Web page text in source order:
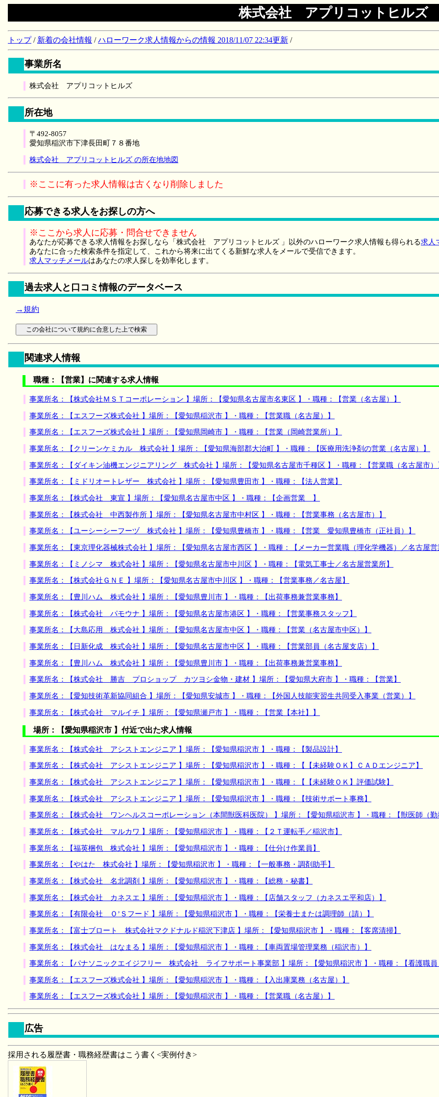
株式会社 アプリコットヒルズ
トップ/ 新着の会社情報 /ハローワーク求人情報からの情報 2018/11/07 22:34更新 /
事業所名
株式会社 アプリコットヒルズ
所在地
〒492-8057
愛知県稲沢市下津長田町７８番地
株式会社 アプリコットヒルズ の所在地地図
※ここに有った求人情報は古くなり削除しました
応募できる求人をお探しの方へ
※ここから求人に応募・問合せできません
あなたが応募できる求人情報をお探しなら「株式会社 アプリコットヒルズ 」以外のハローワーク求人情報も得られる求人
あなたに合った検索条件を指定して、これから将来に出てくる新鮮な求人をメールで受信できます。
求人マッチメールはあなたの求人探しを効率化します。
過去求人と口コミ情報のデータベース
→規約
関連求人情報
職種：【営業】に関連する求人情報
事業所名：【株式会社ＭＳＴコーポレーション 】場所：【愛知県名古屋市名東区 】・職種：【営業（名古屋）】
事業所名：【エスフーズ株式会社 】場所：【愛知県稲沢市 】・職種：【営業職（名古屋）】
事業所名：【エスフーズ株式会社 】場所：【愛知県岡崎市 】・職種：【営業（岡崎営業所）】
事業所名：【クリーンケミカル 株式会社 】場所：【愛知県海部郡大治町 】・職種：【医療用洗浄剤の営業（名古屋）】
事業所名：【ダイキン油機エンジニアリング 株式会社 】場所：【愛知県名古屋市千種区 】・職種：【営業職（名古屋市）
事業所名：【ミドリオートレザー 株式会社 】場所：【愛知県豊田市 】・職種：【法人営業】
事業所名：【株式会社 東宣 】場所：【愛知県名古屋市中区 】・職種：【企画営業 】
事業所名：【株式会社 中西製作所 】場所：【愛知県名古屋市中村区 】・職種：【営業事務（名古屋市）】
事業所名：【ユーシーシーフーヅ 株式会社 】場所：【愛知県豊橋市 】・職種：【営業 愛知県豊橋市（正社員）】
事業所名：【東京理化器械株式会社 】場所：【愛知県名古屋市西区 】・職種：【メーカー営業職（理化学機器）／名古屋営
事業所名：【ミノシマ 株式会社 】場所：【愛知県名古屋市中川区 】・職種：【電気工事士／名古屋営業所】
事業所名：【株式会社ＧＮＥ 】場所：【愛知県名古屋市中川区 】・職種：【営業事務／名古屋】
事業所名：【豊川ハム 株式会社 】場所：【愛知県豊川市 】・職種：【出荷事務兼営業事務】
事業所名：【株式会社 パモウナ 】場所：【愛知県名古屋市港区 】・職種：【営業事務スタッフ】
事業所名：【大島応用 株式会社 】場所：【愛知県名古屋市中区 】・職種：【営業（名古屋市中区）】
事業所名：【日新化成 株式会社 】場所：【愛知県名古屋市中区 】・職種：【営業部員（名古屋支店）】
事業所名：【豊川ハム 株式会社 】場所：【愛知県豊川市 】・職種：【出荷事務兼営業事務】
事業所名：【株式会社 勝吉 プロショップ カツヨシ金物・建材 】場所：【愛知県大府市 】・職種：【営業】
事業所名：【愛知技術革新協同組合 】場所：【愛知県安城市 】・職種：【外国人技能実習生共同受入事業（営業）】
事業所名：【株式会社 マルイチ 】場所：【愛知県瀬戸市 】・職種：【営業【本社】】
場所：【愛知県稲沢市 】付近で出た求人情報
事業所名：【株式会社 アシストエンジニア 】場所：【愛知県稲沢市 】・職種：【製品設計】
事業所名：【株式会社 アシストエンジニア 】場所：【愛知県稲沢市 】・職種：【【未経験ＯＫ】ＣＡＤエンジニア】
事業所名：【株式会社 アシストエンジニア 】場所：【愛知県稲沢市 】・職種：【【未経験ＯＫ】評価試験】
事業所名：【株式会社 アシストエンジニア 】場所：【愛知県稲沢市 】・職種：【技術サポート事務】
事業所名：【株式会社 ワンヘルスコーポレーション（本間獣医科医院） 】場所：【愛知県稲沢市 】・職種：【獣医師（勤
事業所名：【株式会社 マルカワ 】場所：【愛知県稲沢市 】・職種：【２Ｔ運転手／稲沢市】
事業所名：【福英梱包 株式会社 】場所：【愛知県稲沢市 】・職種：【仕分け作業員】
事業所名：【やはた 株式会社 】場所：【愛知県稲沢市 】・職種：【一般事務・調剤助手】
事業所名：【株式会社 名北調剤 】場所：【愛知県稲沢市 】・職種：【総務・秘書】
事業所名：【株式会社 カネスエ 】場所：【愛知県稲沢市 】・職種：【店舗スタッフ（カネスエ平和店）】
事業所名：【有限会社 Ｏ’Ｓフード 】場所：【愛知県稲沢市 】・職種：【栄養士または調理師（請）】
事業所名：【富士ブロート 株式会社マクドナルド稲沢下津店 】場所：【愛知県稲沢市 】・職種：【客席清掃】
事業所名：【株式会社 はなまる 】場所：【愛知県稲沢市 】・職種：【車両置場管理業務（稲沢市）】
事業所名：【パナソニックエイジフリー 株式会社 ライフサポート事業部 】場所：【愛知県稲沢市 】・職種：【看護職員
事業所名：【エスフーズ株式会社 】場所：【愛知県稲沢市 】・職種：【入出庫業務（名古屋）】
事業所名：【エスフーズ株式会社 】場所：【愛知県稲沢市 】・職種：【営業職（名古屋）】
広告
採用される履歴書・職務経歴書はこう書く<実例付き>